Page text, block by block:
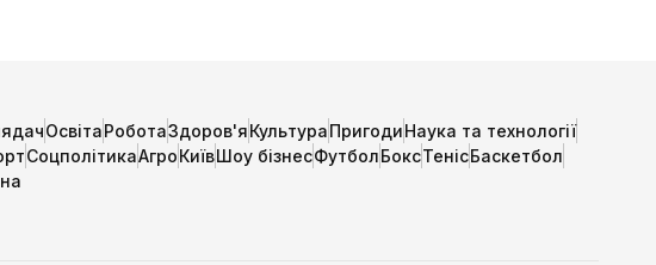
ОсвітаРоботаЗдоров'яКультураПригодиНаука та технології
СоцполітикаАгроКиївШоу бізнесФутболБоксТенісБаскетбол